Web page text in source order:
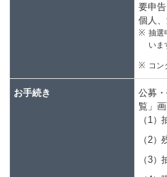
要申
個人
※ 抽選
いま
※ コン
お手続き
公募
覧」
（1）
（2）
（3）